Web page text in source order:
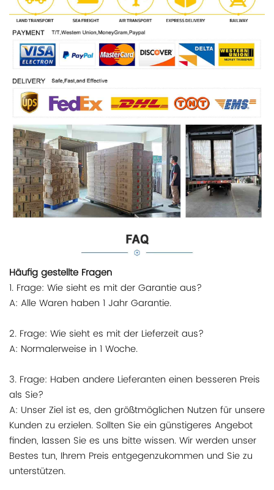
Häufig gestellte Fragen
1. Frage: Wie sieht es mit der Garantie aus?
A: Alle Waren haben 1 Jahr Garantie.
2. Frage: Wie sieht es mit der Lieferzeit aus?
A: Normalerweise in 1 Woche.
3. Frage: Haben andere Lieferanten einen besseren Preis
als Sie?
A: Unser Ziel ist es, den größtmöglichen Nutzen für unsere
Kunden zu erzielen. Sollten Sie ein günstigeres Angebot
finden, lassen Sie es uns bitte wissen. Wir werden unser
Bestes tun, Ihrem Preis entgegenzukommen und Sie zu
unterstützen.